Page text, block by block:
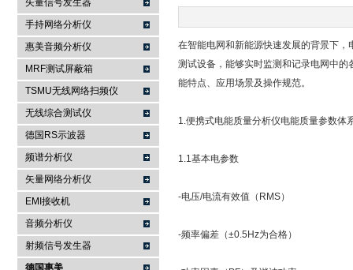
南京咏仪电子科技有限公司
矢量信号发生器
手持网络分析仪
惠美音频分析仪
MRF测试屏蔽箱
TSMU无线网络扫频仪
无线综合测试仪
德国RS示波器
频谱分析仪
矢量网络分析仪
EMI接收机
音频分析仪
射频信号发生器
德国惠美
在智能电网和新能源快速发展的背景下
测试设备，能够实时监测和记录电网中
能特点、应用场景及操作规范。
1.便携式电能质量分析仪电能质量参数体
1.1基本电参数
-电压/电流有效值（RMS）
-频率偏差（±0.5Hz为合格）